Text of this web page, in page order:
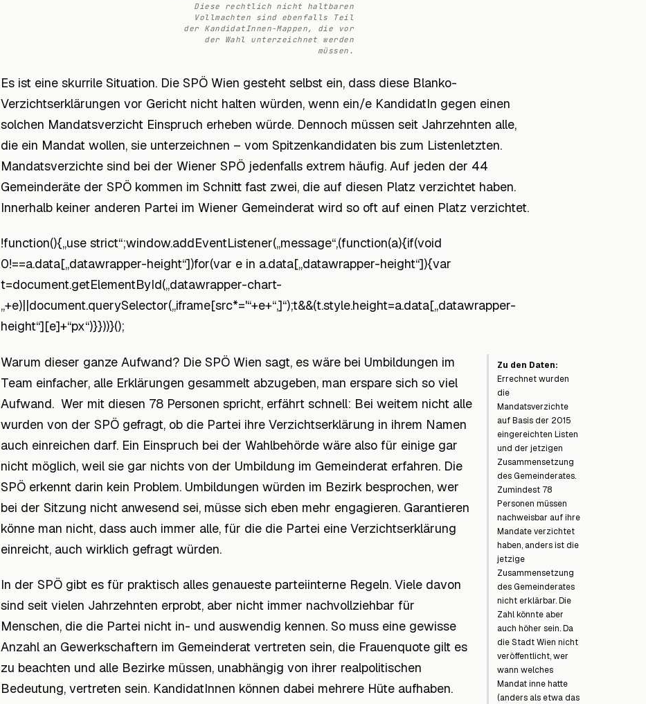
Diese rechtlich nicht haltbaren
Vollmachten sind ebenfalls Teil
der KandidatInnen-Mappen, die vor
der Wahl unterzeichnet werden
müssen.
Es ist eine skurrile Situation. Die SPÖ Wien gesteht selbst ein, dass diese Blanko-
Verzichtserklärungen vor Gericht nicht halten würden, wenn ein/e KandidatIn gegen einen
solchen Mandatsverzicht Einspruch erheben würde. Dennoch müssen seit Jahrzehnten alle,
die ein Mandat wollen, sie unterzeichnen – vom Spitzenkandidaten bis zum Listenletzten.
Mandatsverzichte sind bei der Wiener SPÖ jedenfalls extrem häufig. Auf jeden der 44
Gemeinderäte der SPÖ kommen im Schnitt fast zwei, die auf diesen Platz verzichtet haben.
Innerhalb keiner anderen Partei im Wiener Gemeinderat wird so oft auf einen Platz verzichtet.
!function(){„use strict“;window.addEventListener(„message“,(function(a){if(void
0!==a.data[„datawrapper-height“])for(var e in a.data[„datawrapper-height“]){var
t=document.getElementById(„datawrapper-chart-
„+e)||document.querySelector(„iframe[src*='“+e+“‚]“);t&&(t.style.height=a.data[„datawrapper-
height“][e]+“px“)}}))}();
Zu den Daten:
Errechnet wurden
die
Mandatsverzichte
auf Basis der 2015
eingereichten Listen
und der jetzigen
Zusammensetzung
des Gemeinderates.
Zumindest 78
Personen müssen
nachweisbar auf ihre
Mandate verzichtet
haben, anders ist die
jetzige
Zusammensetzung
des Gemeinderates
nicht erklärbar. Die
Zahl könnte aber
auch höher sein. Da
die Stadt Wien nicht
veröffentlicht, wer
wann welches
Mandat inne hatte
(anders als etwa das
Warum dieser ganze Aufwand? Die SPÖ Wien sagt, es wäre bei Umbildungen im
Team einfacher, alle Erklärungen gesammelt abzugeben, man erspare sich so viel
Aufwand. Wer mit diesen 78 Personen spricht, erfährt schnell: Bei weitem nicht alle
wurden von der SPÖ gefragt, ob die Partei ihre Verzichtserklärung in ihrem Namen
auch einreichen darf. Ein Einspruch bei der Wahlbehörde wäre also für einige gar
nicht möglich, weil sie gar nichts von der Umbildung im Gemeinderat erfahren. Die
SPÖ erkennt darin kein Problem. Umbildungen würden im Bezirk besprochen, wer
bei der Sitzung nicht anwesend sei, müsse sich eben mehr engagieren. Garantieren
könne man nicht, dass auch immer alle, für die die Partei eine Verzichtserklärung
einreicht, auch wirklich gefragt würden.
In der SPÖ gibt es für praktisch alles genaueste parteiinterne Regeln. Viele davon
sind seit vielen Jahrzehnten erprobt, aber nicht immer nachvollziehbar für
Menschen, die die Partei nicht in- und auswendig kennen. So muss eine gewisse
Anzahl an Gewerkschaftern im Gemeinderat vertreten sein, die Frauenquote gilt es
zu beachten und alle Bezirke müssen, unabhängig von ihrer realpolitischen
Bedeutung, vertreten sein. KandidatInnen können dabei mehrere Hüte aufhaben.